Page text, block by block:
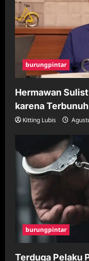
burungpintar
Hermawan
karena Terbunuh
Kitting Lubis
burungpintar
Terduga Pelaku